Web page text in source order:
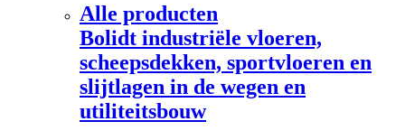
Alle producten
Bolidt industriële vloeren,
scheepsdekken, sportvloeren en
slijtlagen in de wegen en
utiliteitsbouw